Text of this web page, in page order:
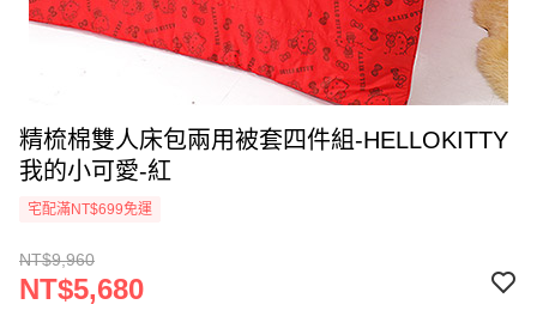
精梳棉雙人床包兩用被套四件組-HELLOKITTY
我的小可愛-紅
宅配滿NT$699免運
NT$9,960
NT$5,680